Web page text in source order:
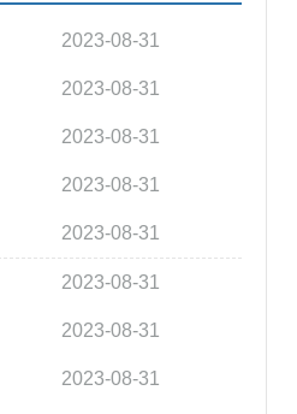
2023-08-31
2023-08-31
2023-08-31
2023-08-31
2023-08-31
2023-08-31
2023-08-31
2023-08-31